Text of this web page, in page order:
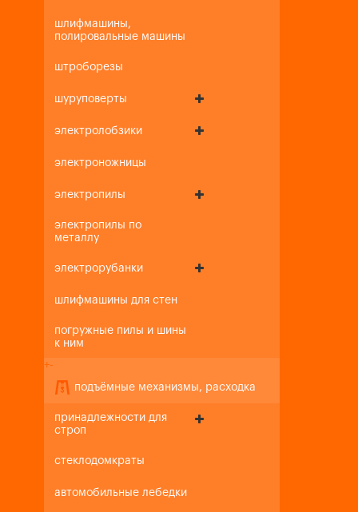
шлифмашины,
полировальные машины
штроборезы
шуруповерты
электролобзики
электроножницы
электропилы
электропилы по
металлу
электрорубанки
шлифмашины для стен
погружные пилы и шины
к ним
+-
подъёмные механизмы, расходка
принадлежности для
строп
стеклодомкраты
автомобильные лебедки